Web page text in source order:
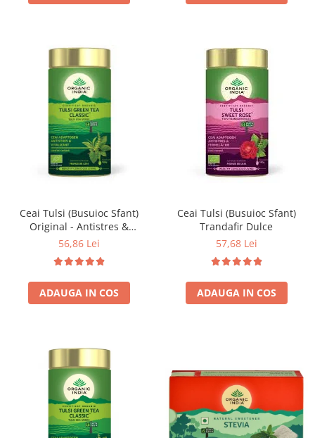
Ceai Tulsi (Busuioc Sfant)
Original - Antistres &
Vitalizant
56,86 Lei
ADAUGA IN COS
Ceai Tulsi (Busuioc Sfant)
Trandafir Dulce
57,68 Lei
ADAUGA IN COS